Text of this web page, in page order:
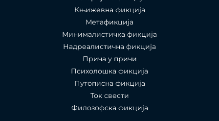
Књижевна фикција
Метафикција
Минималистичка фикција
Надреалистична фикција
Прича у причи
Психолошкa фикција
Путописна фикција
Ток свести
Филозофска фикција